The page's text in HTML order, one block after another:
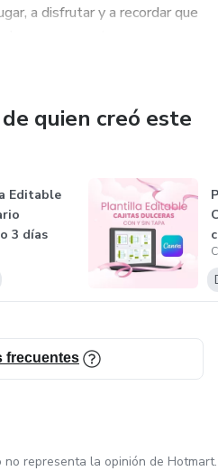
a disfrutar y a recordar que
mis plantillas, sientas lo
alegría y mucho amor
quien creó este
Editable
3 días
co...
frecuentes
representa la opinión de Hotmart.